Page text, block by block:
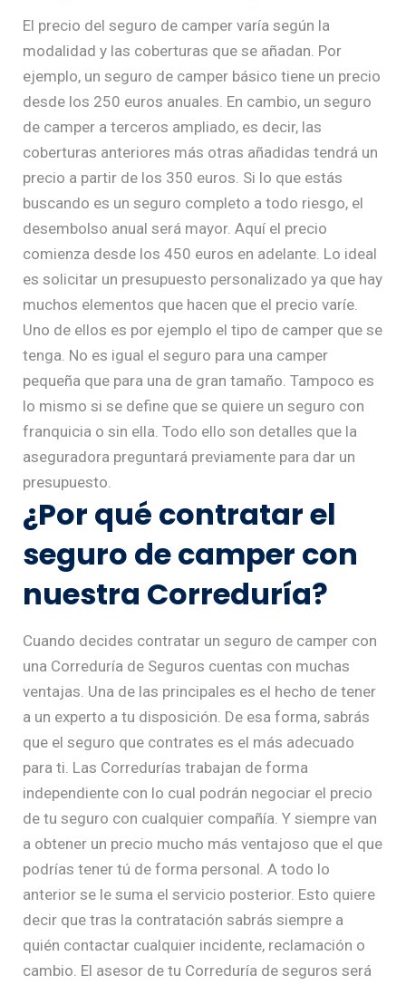
El precio del seguro de camper varía según la
modalidad y las coberturas que se añadan. Por
ejemplo, un seguro de camper básico tiene un precio
desde los 250 euros anuales. En cambio, un seguro
de camper a terceros ampliado, es decir, las
coberturas anteriores más otras añadidas tendrá un
precio a partir de los 350 euros. Si lo que estás
buscando es un seguro completo a todo riesgo, el
desembolso anual será mayor. Aquí el precio
comienza desde los 450 euros en adelante. Lo ideal
es solicitar un presupuesto personalizado ya que hay
muchos elementos que hacen que el precio varíe.
Uno de ellos es por ejemplo el tipo de camper que se
tenga. No es igual el seguro para una camper
pequeña que para una de gran tamaño. Tampoco es
lo mismo si se define que se quiere un seguro con
franquicia o sin ella. Todo ello son detalles que la
aseguradora preguntará previamente para dar un
presupuesto.
¿Por qué contratar el
seguro de camper con
nuestra Correduría?
Cuando decides contratar un seguro de camper con
una Correduría de Seguros cuentas con muchas
ventajas. Una de las principales es el hecho de tener
a un experto a tu disposición. De esa forma, sabrás
que el seguro que contrates es el más adecuado
para ti. Las Corredurías trabajan de forma
independiente con lo cual podrán negociar el precio
de tu seguro con cualquier compañía. Y siempre van
a obtener un precio mucho más ventajoso que el que
podrías tener tú de forma personal. A todo lo
anterior se le suma el servicio posterior. Esto quiere
decir que tras la contratación sabrás siempre a
quién contactar cualquier incidente, reclamación o
cambio. El asesor de tu Correduría de seguros será